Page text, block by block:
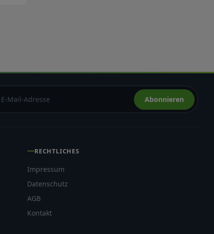
Abonnieren
RECHTLICHES
Impressum
Datenschutz
AGB
Kontakt